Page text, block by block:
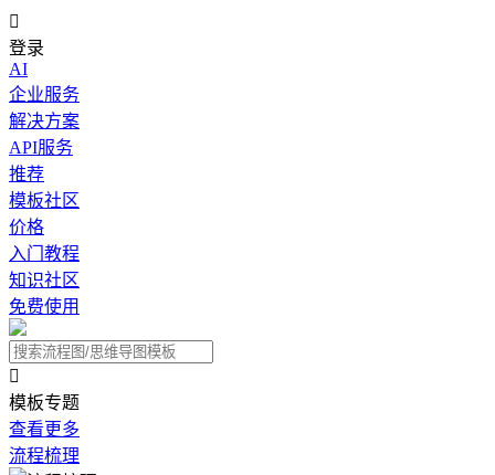

登录
AI
企业服务
解决方案
API服务
推荐
模板社区
价格
入门教程
知识社区
免费使用

模板专题
查看更多
流程梳理